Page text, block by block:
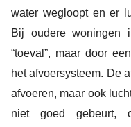
water wegloopt en er
Bij oudere woningen
“toeval”, maar door
het afvoersysteem. De
afvoeren, maar ook
niet goed gebeurt,